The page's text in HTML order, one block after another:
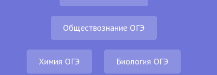
Обществознание ОГЭ
Химия ОГЭ Биология ОГЭ